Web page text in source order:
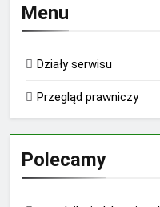
Menu
Działy serwisu
Przegląd prawniczy
Polecamy